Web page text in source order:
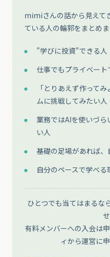
mimiさんの話から見えて
ている人の輪郭をまとめま
"学びに投資"できる人
仕事でもプライベー
「とりあえず作って
ムに挑戦してみたい人
業務ではAIを使いづら
い人
基礎の足場があれば、
自分のペースで学べ
ひとつでも当てはまるな
有料メンバーへの入会は
ィから運営に